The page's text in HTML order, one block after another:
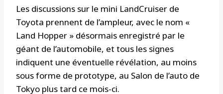
Les discussions sur le mini LandCruiser de
Toyota prennent de l’ampleur, avec le nom «
Land Hopper » désormais enregistré par le
géant de l’automobile, et tous les signes
indiquent une éventuelle révélation, au moins
sous forme de prototype, au Salon de l’auto de
Tokyo plus tard ce mois-ci.